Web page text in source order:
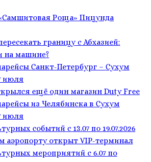
Роща» Пицунда
границу с Абхазией:
на машине?
Санкт-Петербург – Сухум
июля
ещё один магазин Duty Free
из Челябинска в Сухум
июля
событий с 13.07 по 19.07.2026
аэропорту открыт VIP-терминал
мероприятий с 6.07 по